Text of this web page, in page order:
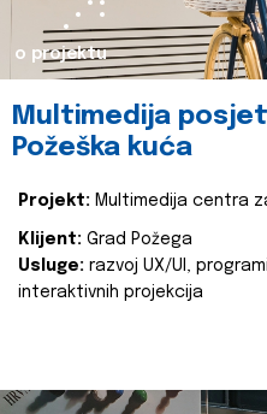
o projektu
Multimedija
Požeška kuća
Projekt: Multimedija centra
Klijent: Grad Požega
Usluge: razvoj UX/UI,
interaktivnih projekcija